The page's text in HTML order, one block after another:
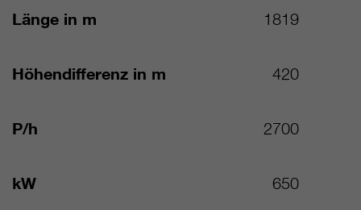
Länge in m 1819
Höhendifferenz in m 420
P/h 2700
kW 650